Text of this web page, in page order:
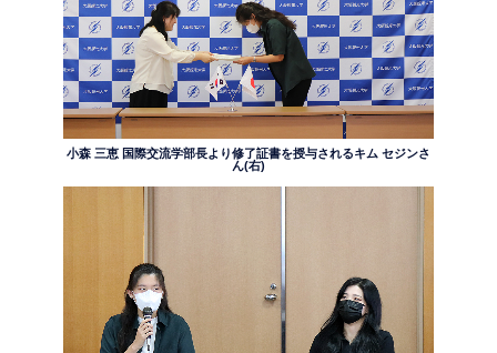
小森 三恵 国際交流学部長より修了証書を授与されるキム セジンさ
ん(右)